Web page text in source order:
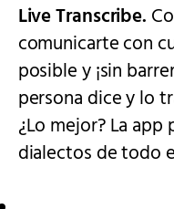
Live Transcribe.
comunicarte con
posible y ¡sin
persona dice y lo
¿Lo mejor? La
dialectos de todo